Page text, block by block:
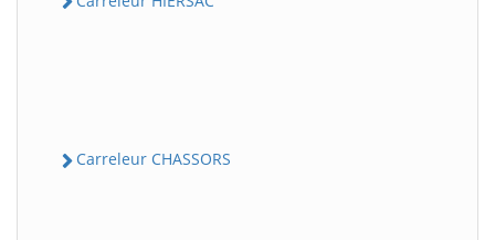
Carreleur CHASSORS